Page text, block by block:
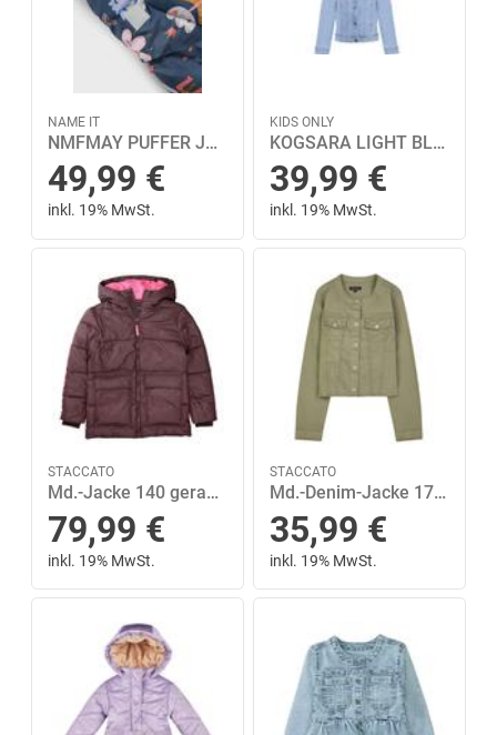
NAME IT
NMFMAY PUFFER JACKET AOP1 110 - Vintage Indigo
49,99 €
inkl. 19% MwSt.
KIDS ONLY
KOGSARA LIGHT BLUE DNM JACKET NOOS 158 - Light Blue Denim
39,99 €
inkl. 19% MwSt.
STACCATO
Md.-Jacke 140 gerade - Dark Burgundy
79,99 €
inkl. 19% MwSt.
STACCATO
Md.-Denim-Jacke 176 - Light Khaki
35,99 €
inkl. 19% MwSt.